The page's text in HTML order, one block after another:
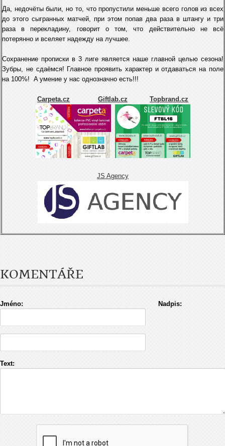
Да, недочётыбыли, но то, что пропустили меньше всего голов из всех
до этого сыгранных матчей, при этом попав два раза в штангу и три
раза в перекладину, говорит о том, что действительно не всё
потерянно и вселяет надежду на лучшее.
Сохранение прописки в 3 лиге является наше главной целью сезона!
Зубры, не сдаёмся! Главное проявить характер и отдаваться на поле
на 100%! A умение у нас однозначно есть!!!
Carpeta.cz Giftlab.cz Topbrand.cz
JS Agency
KOMENTÁŘE
Jméno: Nadpis:
Text: